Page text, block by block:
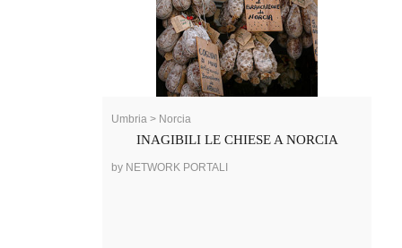
Umbria > Norcia
INAGIBILI LE CHIESE A NORCIA
by NETWORK PORTALI